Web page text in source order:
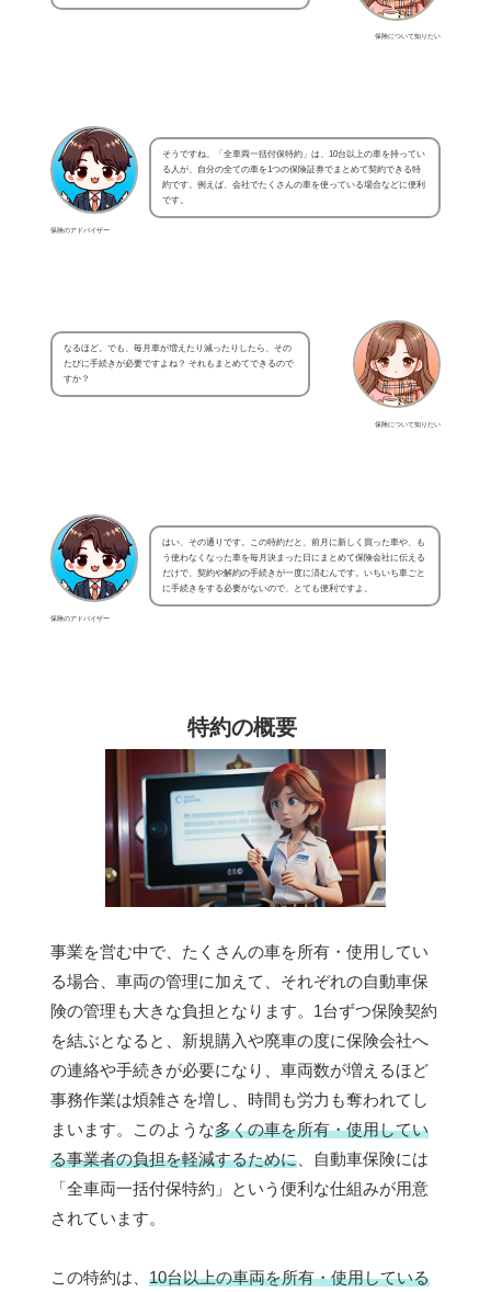
保険について知りたい
保険のアドバイザー
そうですね。「全車両一括付保特約」は、10台以上の車を持ってい
る人が、自分の全ての車を1つの保険証券でまとめて契約できる特
約です。例えば、会社でたくさんの車を使っている場合などに便利
です。
保険について知りたい
なるほど。でも、毎月車が増えたり減ったりしたら、その
たびに手続きが必要ですよね？ それもまとめてできるので
すか？
保険のアドバイザー
はい、その通りです。この特約だと、前月に新しく買った車や、も
う使わなくなった車を毎月決まった日にまとめて保険会社に伝える
だけで、契約や解約の手続きが一度に済むんです。いちいち車ごと
に手続きをする必要がないので、とても便利ですよ。
特約の概要
事業を営む中で、たくさんの車を所有・使用してい
る場合、車両の管理に加えて、それぞれの自動車保
険の管理も大きな負担となります。1台ずつ保険契約
を結ぶとなると、新規購入や廃車の度に保険会社へ
の連絡や手続きが必要になり、車両数が増えるほど
事務作業は煩雑さを増し、時間も労力も奪われてし
まいます。このような多くの車を所有・使用してい
る事業者の負担を軽減するために 、自動車保険には
「全車両一括付保特約」という便利な仕組みが用意
されています。
この特約は、 10台以上の車両を所有・使用している